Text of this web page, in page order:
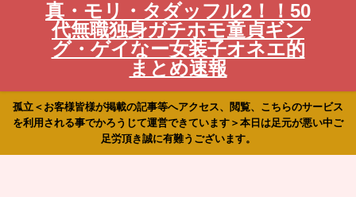
真・モリ・タダッフル2！！50
代無職独身ガチホモ童貞ギン
グ・ゲイなー女装子オネエ的
まとめ速報
孤立＜お客様皆様が掲載の記事等へアクセス、閲覧、こちらのサービス
を利用される事でかろうじて運営できています＞本日は足元が悪い中ご
足労頂き誠に有難うございます。